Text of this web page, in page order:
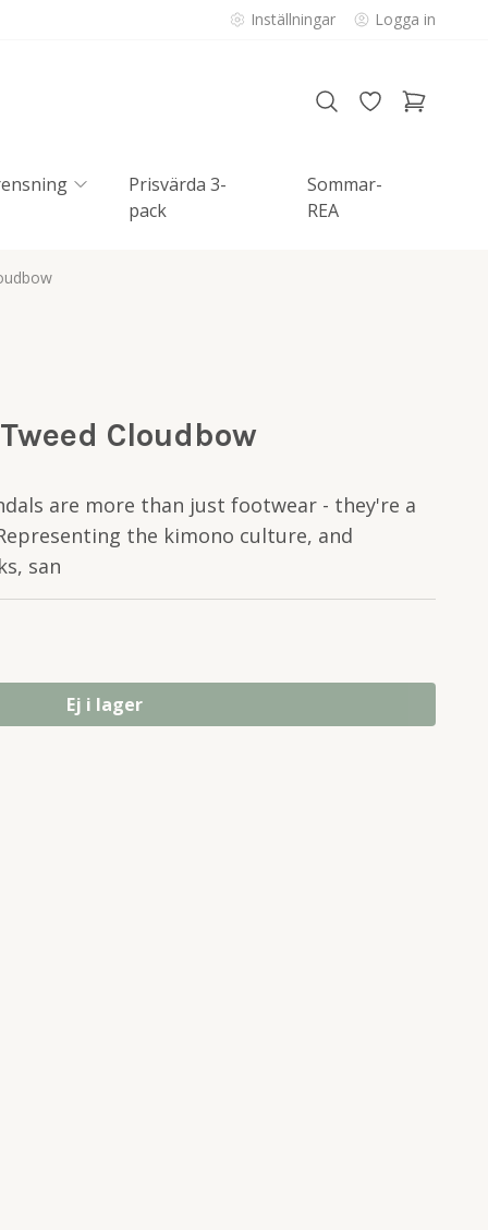
Inställningar Logga in
Prisvärda 3-
pack
Sommar-
REA
Cloudbow
are more than just footwear - they're a
the kimono culture, and
san
Ej i lager